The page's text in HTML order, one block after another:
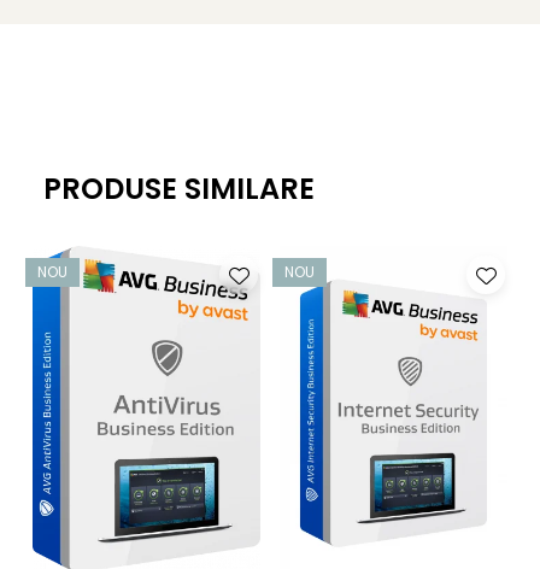
Obțineți o protecție neîntreruptă care vă ajută să țineți
alte amenințări cibernetice departe de PC-urile
dumneavoastră Windows, de calculatoarele Mac și de
serverele Windows.
Protecție împotriva fișierelor, e-mailurilor și site-urilor
web infectate
Modulele noastre File System Protection, Email Protection,
Web Protection și Real Site vă ajută să preveniți infecțiile cu
malware și atacurile de phishing. Protecția
comportamentală și CyberCapture bazat pe inteligență
PRODUSE SIMILARE
NOU NOU